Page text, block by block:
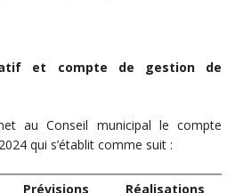
et compte de gestion de
au Conseil municipal le compte
qui s’établit comme suit :
Prévisions
Réalisations